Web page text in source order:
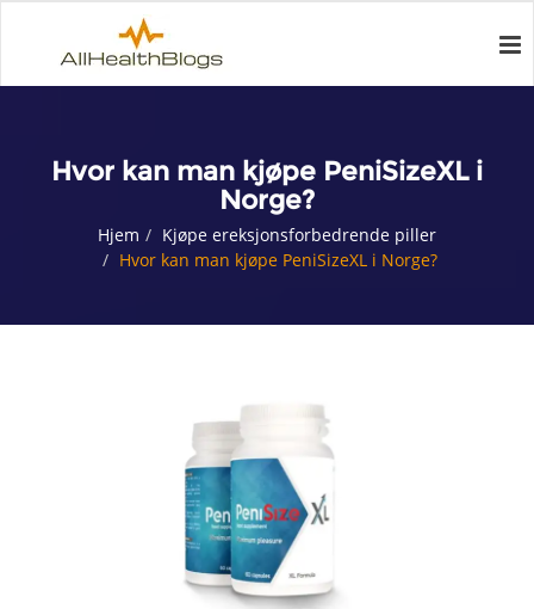
Hvor kan man kjøpe PeniSizeXL i
Norge?
Hjem
Kjøpe ereksjonsforbedrende piller
Hvor kan man kjøpe PeniSizeXL i Norge?